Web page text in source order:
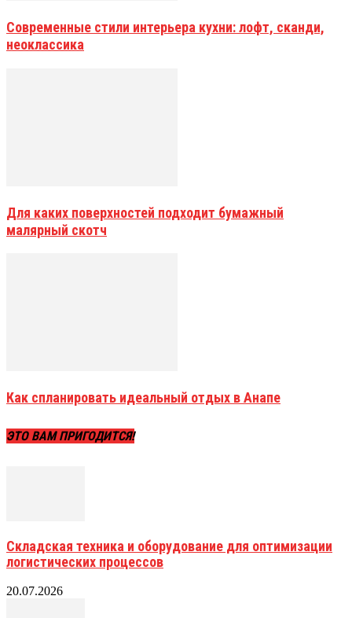
Современные стили интерьера кухни: лофт, сканди,
неоклассика
Для каких поверхностей подходит бумажный
малярный скотч
Как спланировать идеальный отдых в Анапе
ЭТО ВАМ ПРИГОДИТСЯ!
Складская техника и оборудование для оптимизации
логистических процессов
20.07.2026